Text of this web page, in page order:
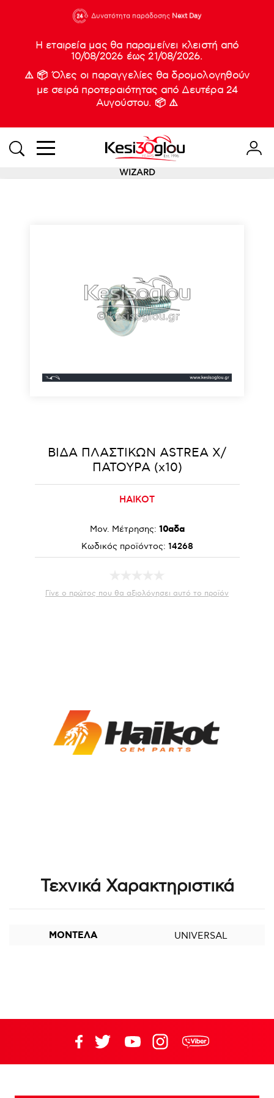
210 88 21
933
Δυνατότητα παράδοσης Next Day
Νέες
Η εταιρεία μας θα παραμείνει κλειστή από
10/08/2026 έως 21/08/2026.
⚠️ 📦 Όλες οι παραγγελίες θα δρομολογηθούν
με σειρά προτεραιότητας από Δευτέρα 24
Αυγούστου. 📦 ⚠️
WIZARD
ΒΙΔΑ ΠΛΑΣΤΙΚΩΝ ASTREA Χ/
ΠΑΤΟΥΡΑ (x10)
HAIKOT
Μον. Μέτρησης: 10αδα
Κωδικός προϊόντος: 14268
Γίνε ο πρώτος που θα αξιολόγησει αυτό το προϊόν
Τεχνικά Χαρακτηριστικά
ΜΟΝΤΕΛΑ UNIVERSAL